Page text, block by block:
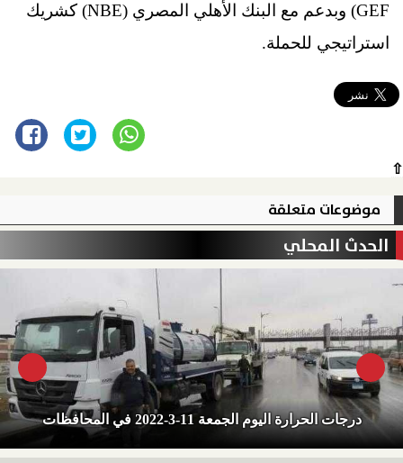
GEF) وبدعم مع البنك الأهلي المصري (NBE) كشريك
استراتيجي للحملة.
⇧
موضوعات متعلقة
الحدث المحلي
درجات الحرارة اليوم الجمعة 11-3-2022 في المحافظات